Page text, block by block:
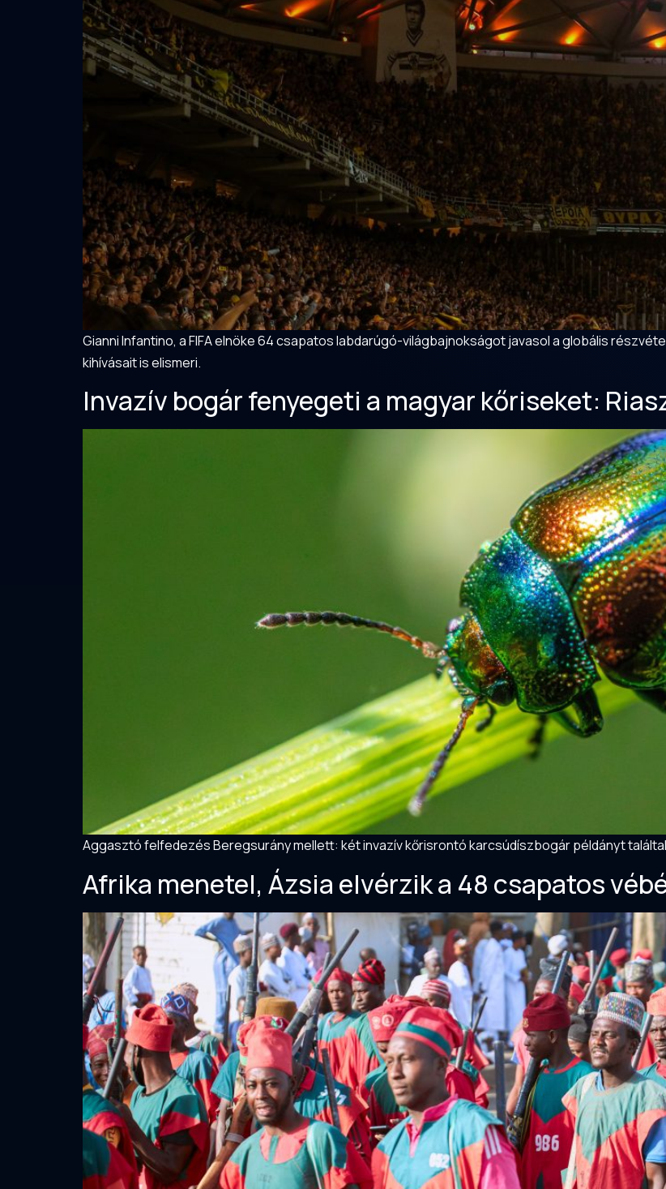
Gianni Infantino, a FIFA elnöke 64 csapatos labdarúgó-világbajnokságot javasol a globális
kihívásait is elismeri.
Invazív bogár fenyegeti a magyar kőriseket:
Aggasztó felfedezés Beregsurány mellett: két invazív kőrisrontó karcsúdíszbogár példányt
Afrika menetel, Ázsia elvérzik a 48 csapatos